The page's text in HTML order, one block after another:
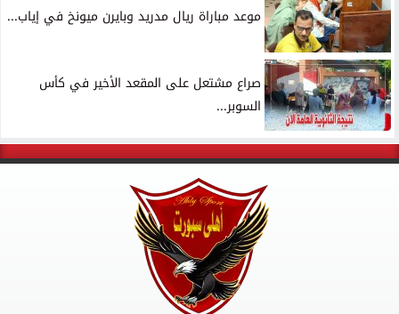
موعد مباراة ريال مدريد وبايرن ميونخ في إياب...
صراع مشتعل على المقعد الأخير في كأس
السوبر...